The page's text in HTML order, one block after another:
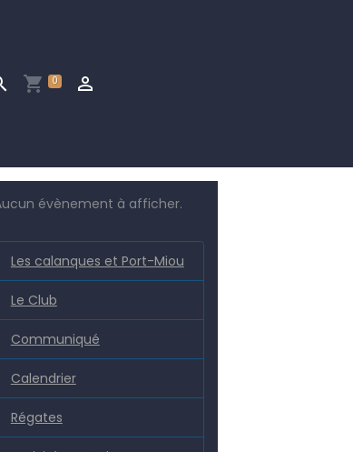
0
évènement à afficher.
Les calanques et Port-Miou
Le Club
Communiqué
Calendrier
Régates